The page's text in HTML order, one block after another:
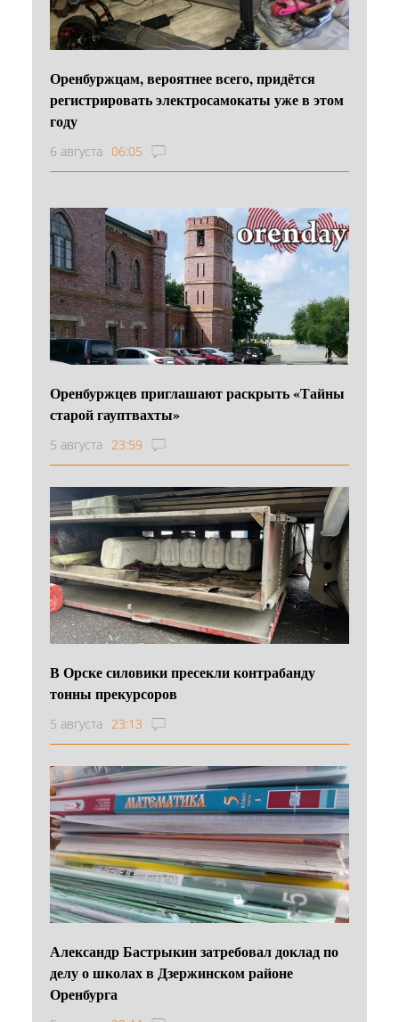
Оренбуржцам, вероятнее всего, придётся
регистрировать электросамокаты уже в этом
году
6 августа 06:05
Оренбуржцев приглашают раскрыть «Тайны
старой гауптвахты»
5 августа 23:59
В Орске силовики пресекли контрабанду
тонны прекурсоров
5 августа 23:13
Александр Бастрыкин затребовал доклад по
делу о школах в Дзержинском районе
Оренбурга